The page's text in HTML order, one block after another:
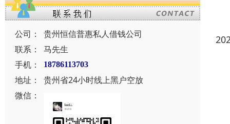
公司：
贵州恒信普惠私人借钱公司
联系：
马先生
手机：
18786113703
地址：
贵州省24小时线上黑户空放
微信：